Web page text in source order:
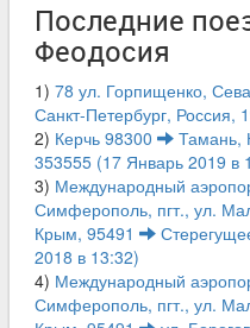
Последние
Феодосия
1) 78 ул. Горпищенко,
Санкт-Петербург, Россия,
2) Керчь 98300
Тамань,
353555 (17 Январь 2019 в
3) Международный
Симферополь, пгт., ул.
Крым, 95491
2018 в 13:32)
4) Международный
Симферополь, пгт., ул.